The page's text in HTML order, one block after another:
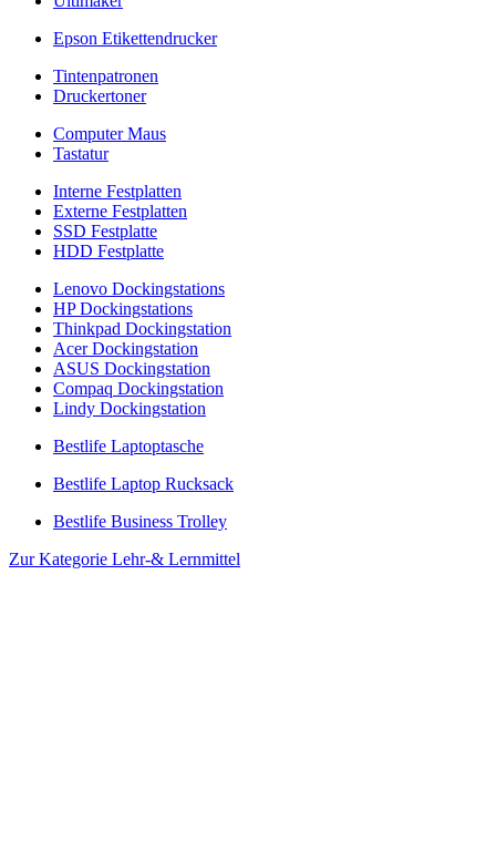
Epson Etikettendrucker
Tintenpatronen
Druckertoner
Computer Maus
Tastatur
Interne Festplatten
Externe Festplatten
SSD Festplatte
HDD Festplatte
Lenovo Dockingstations
HP Dockingstations
Thinkpad Dockingstation
Acer Dockingstation
ASUS Dockingstation
Compaq Dockingstation
Lindy Dockingstation
Bestlife Laptoptasche
Bestlife Laptop Rucksack
Bestlife Business Trolley
Zur Kategorie Lehr-& Lernmittel